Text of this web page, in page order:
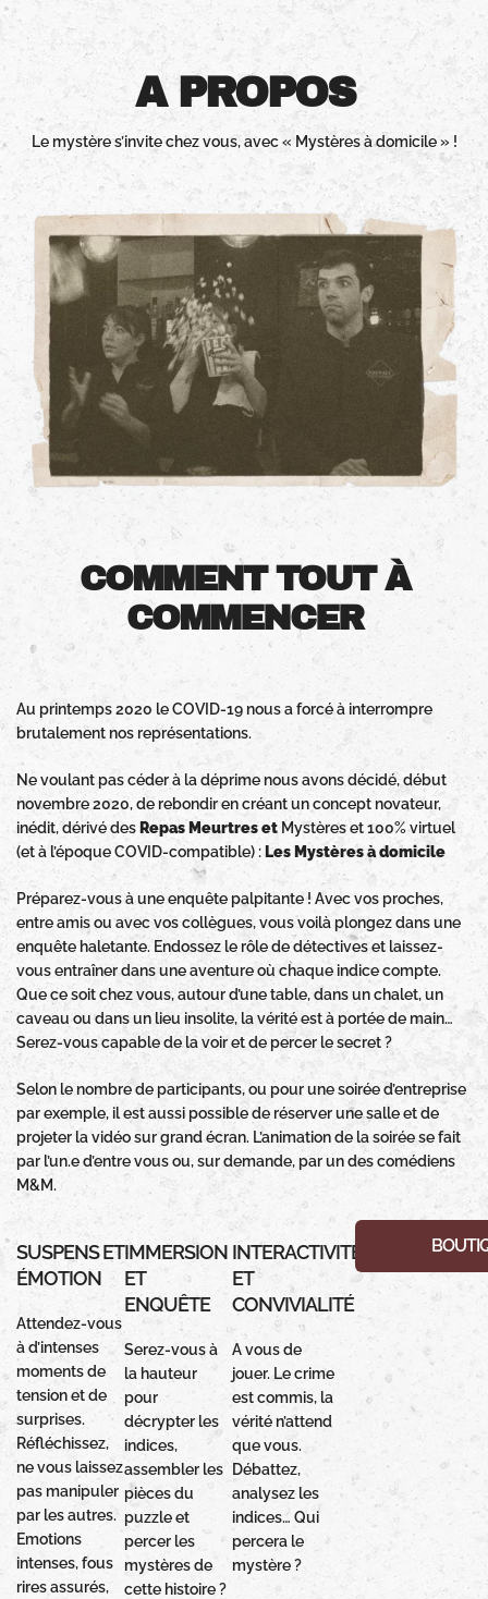
A PROPOS
Le mystère s’invite chez vous, avec « Mystères à domicile » !
COMMENT TOUT À
COMMENCER
Au printemps 2020 le COVID-19 nous a forcé à interrompre
brutalement nos représentations.
Ne voulant pas céder à la déprime nous avons décidé, début
novembre 2020, de rebondir en créant un concept novateur,
inédit, dérivé des Repas Meurtres et Mystères et 100% virtuel
(et à l’époque COVID-compatible) : Les Mystères à domicile
Préparez-vous à une enquête palpitante ! Avec vos proches,
entre amis ou avec vos collègues, vous voilà plongez dans une
enquête haletante. Endossez le rôle de détectives et laissez-
vous entraîner dans une aventure où chaque indice compte.
Que ce soit chez vous, autour d’une table, dans un chalet, un
caveau ou dans un lieu insolite, la vérité est à portée de main…
Serez-vous capable de la voir et de percer le secret ?
Selon le nombre de participants, ou pour une soirée d’entreprise
par exemple, il est aussi possible de réserver une salle et de
projeter la vidéo sur grand écran. L’animation de la soirée se fait
par l’un.e d’entre vous ou, sur demande, par un des comédiens
M&M.
SUSPENS ET
ÉMOTION
Attendez-vous
à d’intenses
moments de
tension et de
surprises.
Réfléchissez,
ne vous laissez
pas manipuler
par les autres.
Emotions
intenses, fous
rires assurés,
IMMERSION
ET
ENQUÊTE
Serez-vous à
la hauteur
pour
décrypter les
indices,
assembler les
pièces du
puzzle et
percer les
mystères de
cette histoire ?
INTERACTIVITÉ
ET
CONVIVIALITÉ
A vous de
jouer. Le crime
est commis, la
vérité n’attend
que vous.
Débattez,
analysez les
indices… Qui
percera le
mystère ?